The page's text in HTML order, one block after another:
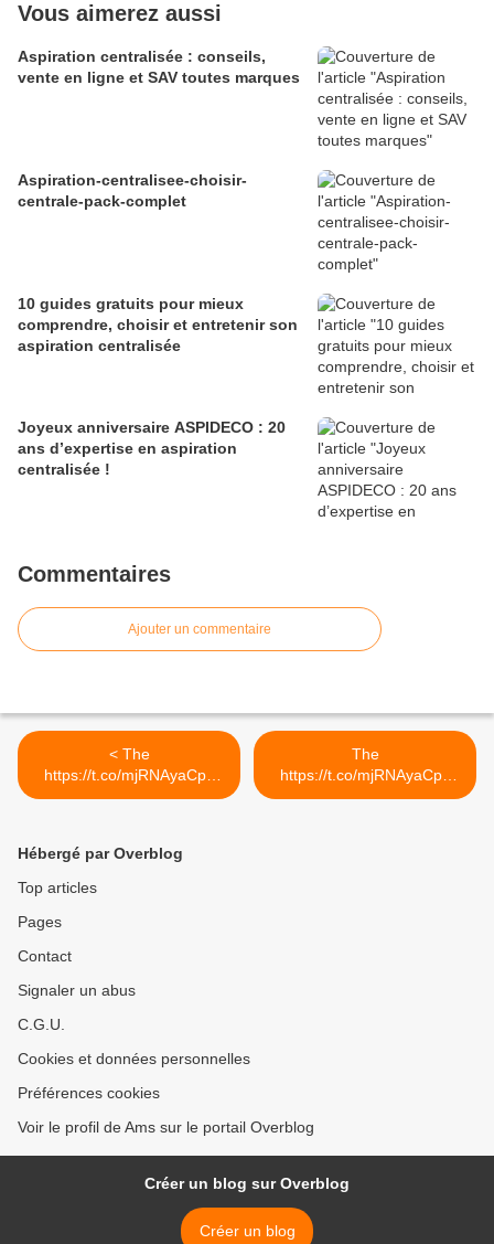
Vous aimerez aussi
Aspiration centralisée : conseils,
vente en ligne et SAV toutes marques
Aspiration-centralisee-choisir-
centrale-pack-complet
10 guides gratuits pour mieux
comprendre, choisir et entretenir son
aspiration centralisée
Joyeux anniversaire ASPIDECO : 20
ans d’expertise en aspiration
centralisée !
Commentaires
Ajouter un commentaire
< The
https://t.co/mjRNAyaCph
Daily est en ligne!...
The
https://t.co/mjRNAyaCph
Daily est en ligne!... >
Hébergé par Overblog
Top articles
Pages
Contact
Signaler un abus
C.G.U.
Cookies et données personnelles
Préférences cookies
Voir le profil de Ams sur le portail Overblog
Créer un blog sur Overblog
Créer un blog